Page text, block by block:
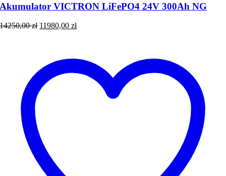
Akumulator VICTRON LiFePO4 24V 300Ah NG
14250,00zł Pierwotna
11980,00złAktualna